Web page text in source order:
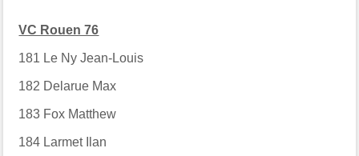
VC Rouen 76
181 Le Ny Jean-Louis
182 Delarue Max
183 Fox Matthew
184 Larmet Ilan